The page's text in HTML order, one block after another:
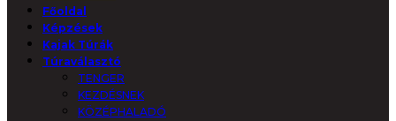
Főoldal
Képzések
Kajak Túrák
Túraválasztó
TENGER
KEZDÉSNEK
KÖZÉPHALADÓ